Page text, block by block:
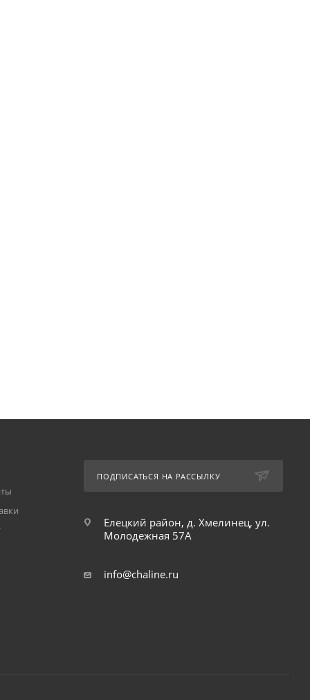
ПОДПИСАТЬСЯ НА РАССЫЛКУ
Елецкий район, д. Хмелинец, ул.
Молодежная 57А
info@chaline.ru